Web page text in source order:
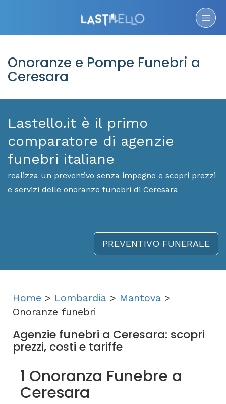
Onoranze e Pompe Funebri a
Ceresara
Lastello.it è il primo
comparatore di agenzie
funebri italiane
realizza un preventivo senza impegno e scopri prezzi
e servizi delle onoranze funebri di Ceresara
PREVENTIVO FUNERALE
Home > Lombardia > Mantova >
Onoranze funebri
Agenzie funebri a Ceresara: scopri
prezzi, costi e tariffe
1 Onoranza Funebre a
Ceresara